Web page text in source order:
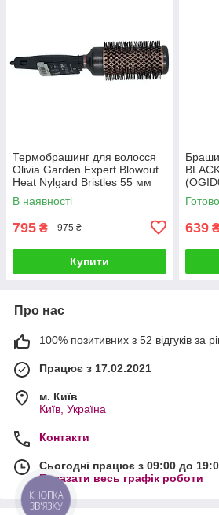
Термобрашинг для волосся
Olivia Garden Expert Blowout
Heat Nylgard Bristles 55 мм
(OGID2181)
В наявності
795 ₴ 975 ₴
Купити
639
Про нас
100% позитивних з 52 відгуків за
Працює з 17.02.2021
м. Київ
Київ, Україна
Контакти
Сьогодні працює з 09:00 до
Показати весь графік роботи
КНОПКА
ЗВ'ЯЗКУ